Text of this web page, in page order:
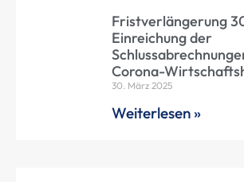
Fristverlängerung
Einreichung der
Corona-
30. März 2025
Weiterlesen »